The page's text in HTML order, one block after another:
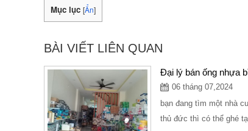
Mục lục [Ẩn]
BÀI VIẾT LIÊN QUAN
Đại lý bán ống nhựa
06 tháng 07,2024
bạn đang tìm một nhà
thủ đức thì có thể ghé